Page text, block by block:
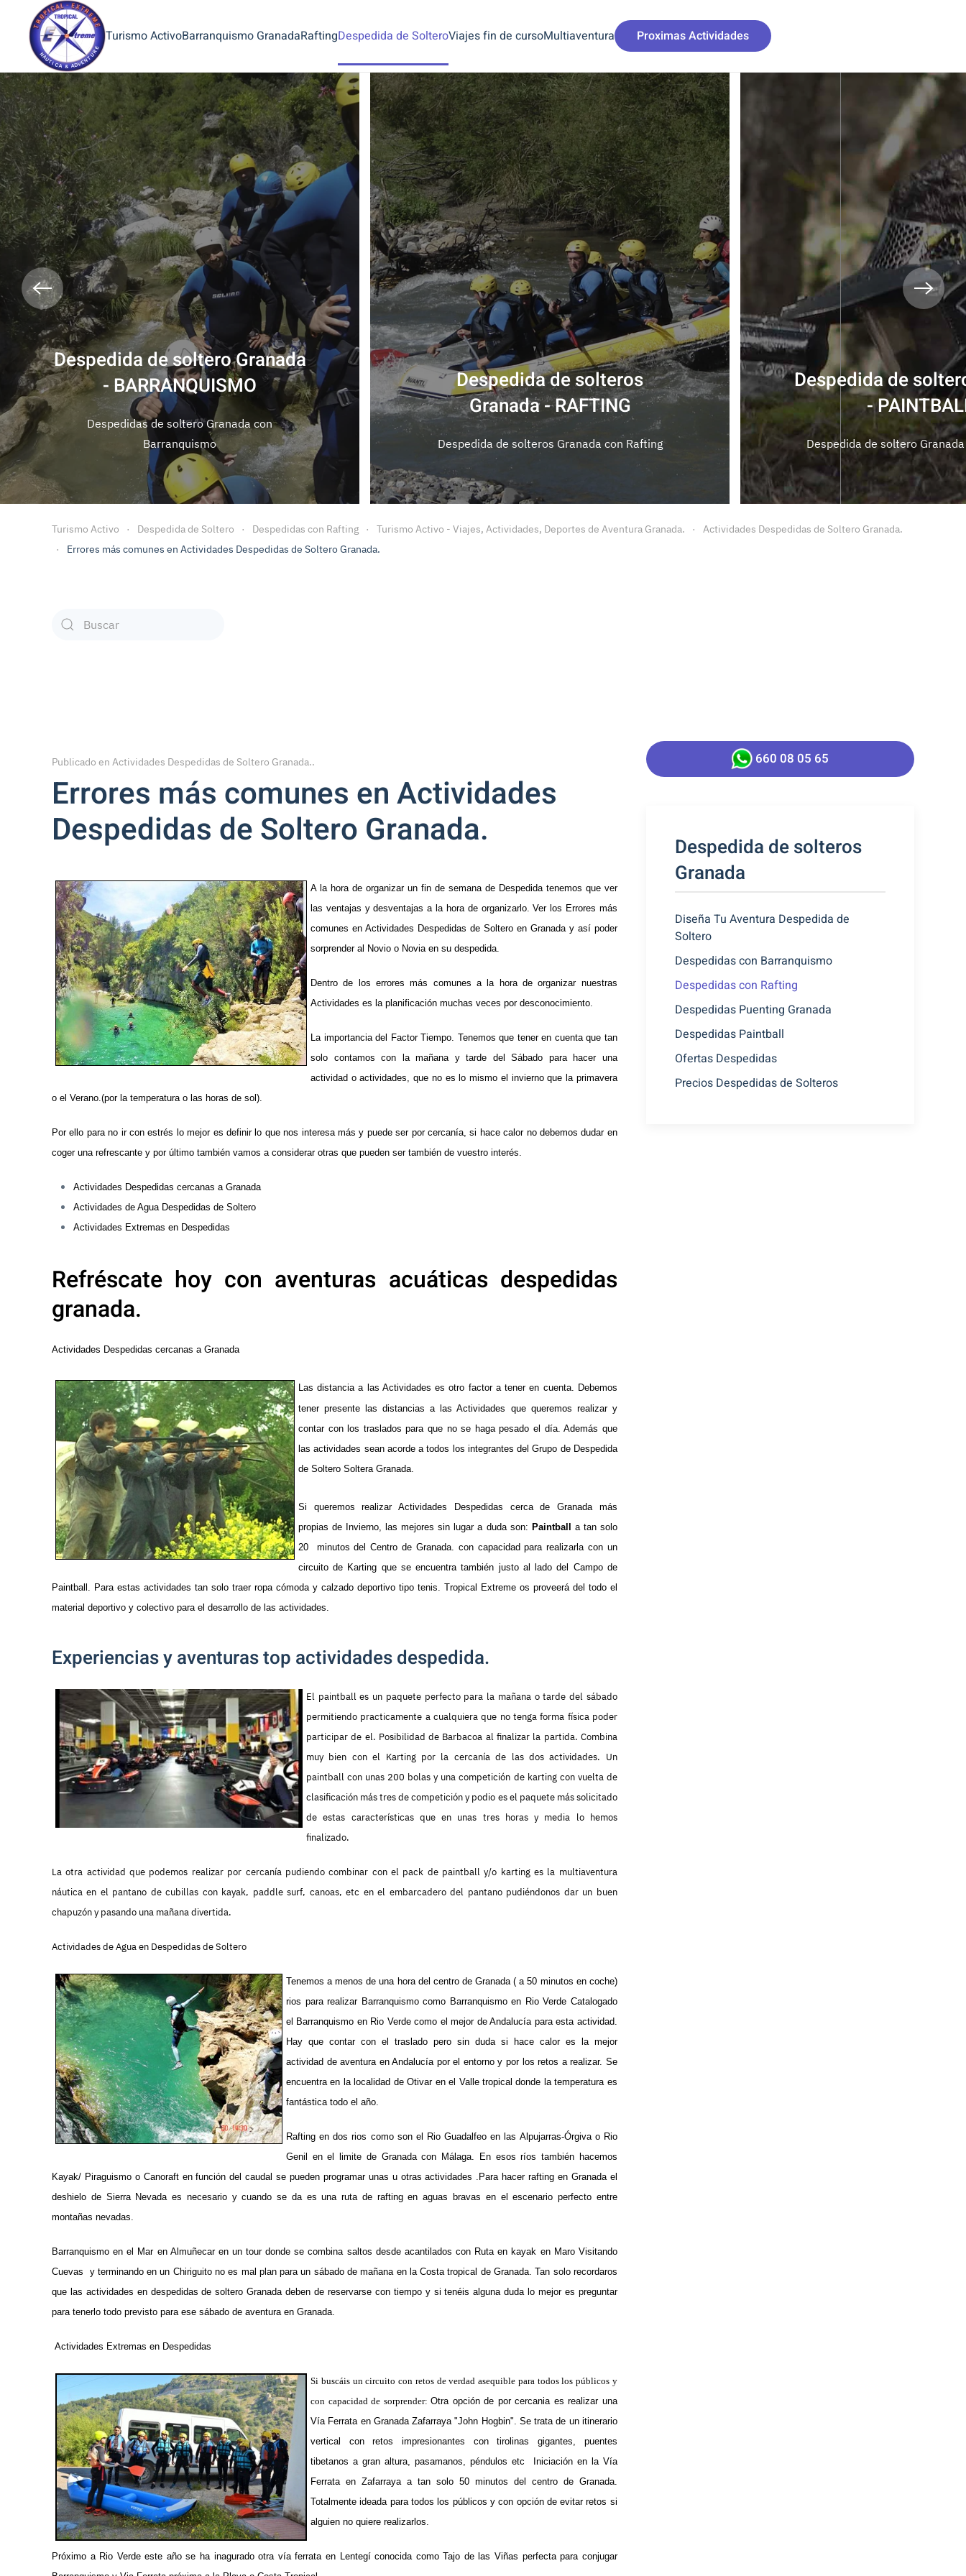
Turismo ActivoBarranquismo GranadaRaftingDespedida de SolteroViajes fin de cursoMultiaventura Proximas Actividades
Despedida de solteros
Granada - RAFTING
Despedida de solteros Granada con Rafting
Despedida de soltero Granada
- PAINTBALL
Despedida de soltero Granada con paintball
Despedida de
-
Despedidas de soltero
Turismo Activo Despedida de Soltero Despedidas con Rafting Turismo Activo - Viajes, Actividades, Deportes de Aventura Granada.
Actividades Despedidas de Soltero Granada.
Errores más comunes en Actividades Despedidas de Soltero Granada.
Publicado en Actividades Despedidas de Soltero Granada..
Errores más comunes en Actividades
Despedidas de Soltero Granada.
A la hora de organizar un fin de semana de Despedida tenemos que ver
las ventajas y desventajas a la hora de organizarlo. Ver los Errores más
comunes en Actividades Despedidas de Soltero en Granada y así poder
sorprender al Novio o Novia en su despedida.
Dentro de los errores más comunes a la hora de organizar nuestras
Actividades es la planificación muchas veces por desconocimiento.
La importancia del Factor Tiempo. Tenemos que tener en cuenta que tan
solo contamos con la mañana y tarde del Sábado para hacer una
actividad o actividades, que no es lo mismo el invierno que la primavera
o el Verano.(por la temperatura o las horas de sol).
Por ello para no ir con estrés lo mejor es definir lo que nos interesa más y puede ser por cercanía, si hace calor no debemos dudar en
coger una refrescante y por último también vamos a considerar otras que pueden ser también de vuestro interés.
Actividades Despedidas cercanas a Granada
Actividades de Agua Despedidas de Soltero
Actividades Extremas en Despedidas
Refréscate hoy con aventuras acuáticas despedidas
granada.
Actividades Despedidas cercanas a Granada
Las distancia a las Actividades es otro factor a tener en cuenta. Debemos
tener presente las distancias a las Actividades que queremos realizar y
contar con los traslados para que no se haga pesado el día. Además que
las actividades sean acorde a todos los integrantes del Grupo de Despedida
de Soltero Soltera Granada.
Si queremos realizar Actividades Despedidas cerca de Granada más
propias de Invierno, las mejores sin lugar a duda son: Paintball
a tan solo
20 minutos del Centro de Granada. con capacidad para realizarla con un
circuito de Karting que se encuentra también justo al lado del Campo de
Paintball. Para estas actividades tan solo traer ropa cómoda y calzado deportivo tipo tenis. Tropical Extreme os proveerá del todo el
material deportivo y colectivo para el desarrollo de las actividades.
Experiencias y aventuras top actividades despedida.
El paintball es un paquete perfecto para la mañana o tarde del sábado
permitiendo practicamente a cualquiera que no tenga forma física poder
participar de el. Posibilidad de Barbacoa al finalizar la partida. Combina
muy bien con el Karting por la cercanía de las dos actividades. Un
paintball con unas 200 bolas y una competición de karting con vuelta de
clasificación más tres de competición y podio es el paquete más solicitado
de estas características que en unas tres horas y media lo hemos
finalizado.
La otra actividad que podemos realizar por cercanía pudiendo combinar con el pack de paintball y/o karting es la multiaventura
náutica en el pantano de cubillas con kayak, paddle surf, canoas, etc en el embarcadero del pantano pudiéndonos dar un buen
chapuzón y pasando una mañana divertida.
Actividades de Agua en Despedidas de Soltero
Tenemos a menos de una hora del centro de Granada ( a 50 minutos en coche)
rios para realizar Barranquismo como Barranquismo en Rio Verde Catalogado
el Barranquismo en Rio Verde como el mejor de Andalucía para esta actividad.
Hay que contar con el traslado pero sin duda si hace calor es la mejor
actividad de aventura en Andalucía por el entorno y por los retos a realizar. Se
encuentra en la localidad de Otivar en el Valle tropical donde la temperatura es
fantástica todo el año.
Rafting en dos rios como son el Rio Guadalfeo en las Alpujarras-Órgiva o Rio
Genil en el limite de Granada con Málaga. En esos ríos también hacemos
Kayak/ Piraguismo o Canoraft en función del caudal se pueden programar unas u otras actividades .Para hacer rafting en Granada el
deshielo de Sierra Nevada es necesario y cuando se da es una ruta de rafting en aguas bravas en el escenario perfecto entre
montañas nevadas.
Barranquismo en el Mar en Almuñecar en un tour donde se combina saltos desde acantilados con Ruta en kayak en MaroVisitando
Cuevas y terminando en un Chiriguito no es mal plan para un sábado de mañana en la Costa tropical de Granada. Tan solo recordaros
que las actividades en despedidas de soltero Granada deben de reservarse con tiempo y si tenéis alguna duda lo mejor es preguntar
para tenerlo todo previsto para ese sábado de aventura en Granada.
Actividades Extremas en Despedidas
Si buscáis un circuito con retos de verdad asequible para todos los públicos y
con capacidad de sorprender:Otra opción de por cercania es realizar una
Vía Ferrata en Granada Zafarraya "John Hogbin". Se trata de un itinerario
vertical con retos impresionantes con tirolinas gigantes, puentes
tibetanos a gran altura, pasamanos, péndulos etc Iniciación en la Vía
Ferrata en Zafarraya a tan solo 50 minutos del centro de Granada.
Totalmente ideada para todos los públicos y con opción de evitar retos si
alguien no quiere realizarlos.
Próximo a Rio Verde este año se ha inagurado otra vía ferrata en Lentegí conocida como Tajo de las Viñas perfecta para conjugar
660 08 05 65
Despedida de solteros
Granada
Diseña Tu Aventura Despedida de
Soltero
Despedidas con Barranquismo
Despedidas con Rafting
Despedidas Puenting Granada
Despedidas Paintball
Ofertas Despedidas
Precios Despedidas de Solteros